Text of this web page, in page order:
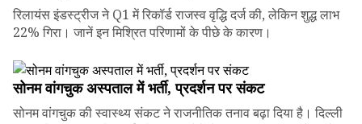
रिलायंस इंडस्ट्रीज ने Q1 में रिकॉर्ड राजस्व वृद्धि दर्ज की, लेकिन शुद्ध लाभ
22% गिरा। जानें इन मिश्रित परिणामों के पीछे के कारण।
सोनम वांगचुक अस्पताल में भर्ती, प्रदर्शन पर संकट
सोनम वांगचुक की स्वास्थ्य संकट ने राजनीतिक तनाव बढ़ा दिया है। दिल्ली